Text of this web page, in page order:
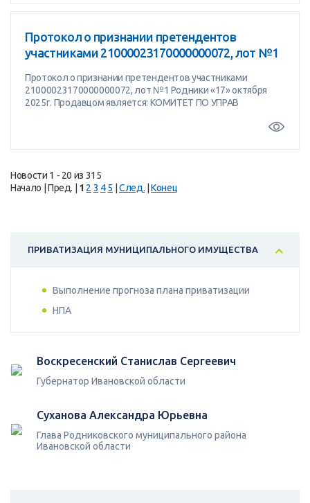
Протокол о признании претендентов
участниками 21000023170000000072, лот №1
Протокол о признании претендентов участниками
21000023170000000072, лот №1 Родники «17» октября
2025г. Продавцом является: КОМИТЕТ ПО УПРАВ
Новости 1 - 20 из 315
Начало | Пред. | 1 2 3 4 5 След. |Конец
ПРИВАТИЗАЦИЯ МУНИЦИПАЛЬНОГО ИМУЩЕСТВА
Выполнение прогноза плана приватизации
НПА
Воскресенский Станислав Сергеевич
Губернатор Ивановской области
Суханова Александра Юрьевна
Глава Родниковского муниципального района
Ивановской области